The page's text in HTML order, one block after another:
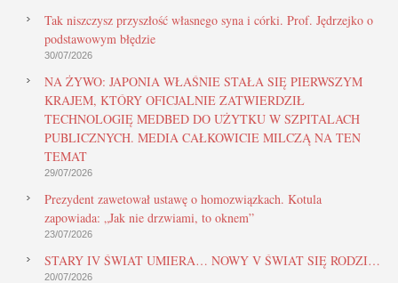
Tak niszczysz przyszłość własnego syna i córki. Prof. Jędrzejko o
podstawowym błędzie
30/07/2026
NA ŻYWO: JAPONIA WŁAŚNIE STAŁA SIĘ PIERWSZYM
KRAJEM, KTÓRY OFICJALNIE ZATWIERDZIŁ
TECHNOLOGIĘ MEDBED DO UŻYTKU W SZPITALACH
PUBLICZNYCH. MEDIA CAŁKOWICIE MILCZĄ NA TEN
TEMAT
29/07/2026
Prezydent zawetował ustawę o homozwiązkach. Kotula
zapowiada: „Jak nie drzwiami, to oknem”
23/07/2026
STARY IV ŚWIAT UMIERA… NOWY V ŚWIAT SIĘ RODZI…
20/07/2026